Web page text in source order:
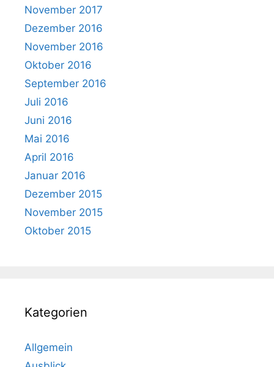
November 2017
Dezember 2016
November 2016
Oktober 2016
September 2016
Juli 2016
Juni 2016
Mai 2016
April 2016
Januar 2016
Dezember 2015
November 2015
Oktober 2015
Kategorien
Allgemein